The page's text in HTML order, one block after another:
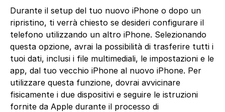
Durante il setup del tuo nuovo iPhone o dopo un
ripristino, ti verrà chiesto se desideri configurare il
telefono utilizzando un altro iPhone. Selezionando
questa opzione, avrai la possibilità di trasferire tutti i
tuoi dati, inclusi i file multimediali, le impostazioni e le
app, dal tuo vecchio iPhone al nuovo iPhone. Per
utilizzare questa funzione, dovrai avvicinare
fisicamente i due dispositivi e seguire le istruzioni
fornite da Apple durante il processo di